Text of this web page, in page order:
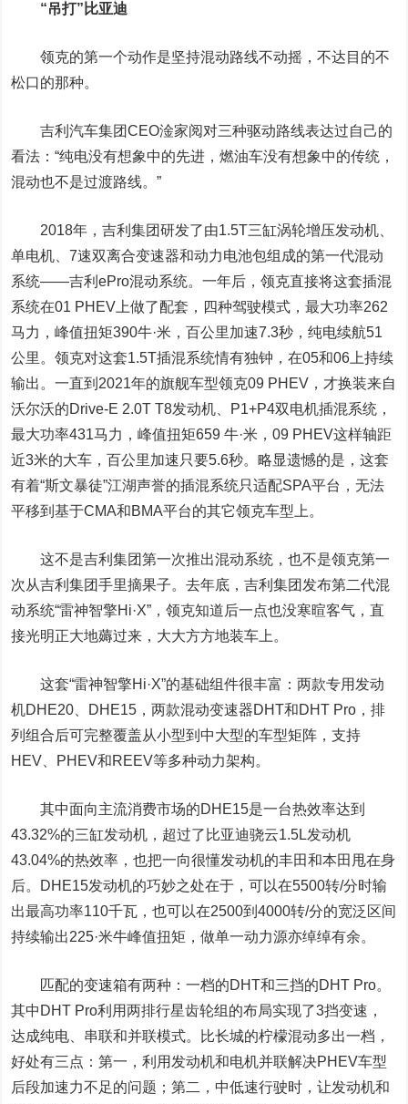
“吊打”比亚迪
领克的第一个动作是坚持混动路线不动摇，不达目的不
松口的那种。
吉利汽车集团CEO淦家阅对三种驱动路线表达过自己的
看法：“纯电没有想象中的先进，燃油车没有想象中的传统，
混动也不是过渡路线。”
2018年，吉利集团研发了由1.5T三缸涡轮增压发动机、
单电机、7速双离合变速器和动力电池包组成的第一代混动
系统——吉利ePro混动系统。一年后，领克直接将这套插混
系统在01 PHEV上做了配套，四种驾驶模式，最大功率262
马力，峰值扭矩390牛·米，百公里加速7.3秒，纯电续航51
公里。领克对这套1.5T插混系统情有独钟，在05和06上持续
输出。一直到2021年的旗舰车型领克09 PHEV，才换装来自
沃尔沃的Drive-E 2.0T T8发动机、P1+P4双电机插混系统，
最大功率431马力，峰值扭矩659 牛·米，09 PHEV这样轴距
近3米的大车，百公里加速只要5.6秒。略显遗憾的是，这套
有着“斯文暴徒”江湖声誉的插混系统只适配SPA平台，无法
平移到基于CMA和BMA平台的其它领克车型上。
这不是吉利集团第一次推出混动系统，也不是领克第一
次从吉利集团手里摘果子。去年底，吉利集团发布第二代混
动系统“雷神智擎Hi·X”，领克知道后一点也没寒暄客气，直
接光明正大地薅过来，大大方方地装车上。
这套“雷神智擎Hi·X”的基础组件很丰富：两款专用发动
机DHE20、DHE15，两款混动变速器DHT和DHT Pro，排
列组合后可完整覆盖从小型到中大型的车型矩阵，支持
HEV、PHEV和REEV等多种动力架构。
其中面向主流消费市场的DHE15是一台热效率达到
43.32%的三缸发动机，超过了比亚迪骁云1.5L发动机
43.04%的热效率，也把一向很懂发动机的丰田和本田甩在身
后。DHE15发动机的巧妙之处在于，可以在5500转/分时输
出最高功率110千瓦，也可以在2500到4000转/分的宽泛区间
持续输出225·米牛峰值扭矩，做单一动力源亦绰绰有余。
匹配的变速箱有两种：一档的DHT和三挡的DHT Pro。
其中DHT Pro利用两排行星齿轮组的布局实现了3挡变速，
达成纯电、串联和并联模式。比长城的柠檬混动多出一档，
好处有三点：第一，利用发动机和电机并联解决PHEV车型
后段加速力不足的问题；第二，中低速行驶时，让发动机和